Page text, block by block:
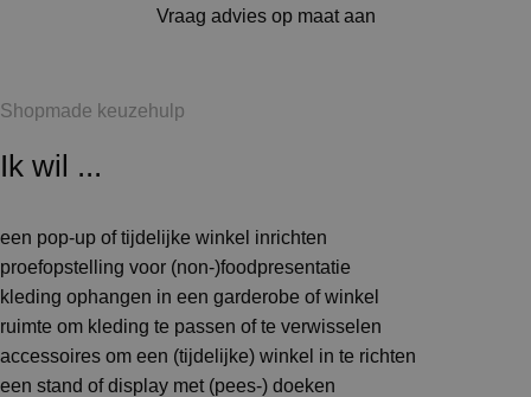
Vraag advies op maat aan
Shopmade keuzehulp
Ik wil ...
een pop-up of tijdelijke winkel inrichten
proefopstelling voor (non-)foodpresentatie
kleding ophangen in een garderobe of winkel
ruimte om kleding te passen of te verwisselen
accessoires om een (tijdelijke) winkel in te richten
een stand of display met (pees-) doeken